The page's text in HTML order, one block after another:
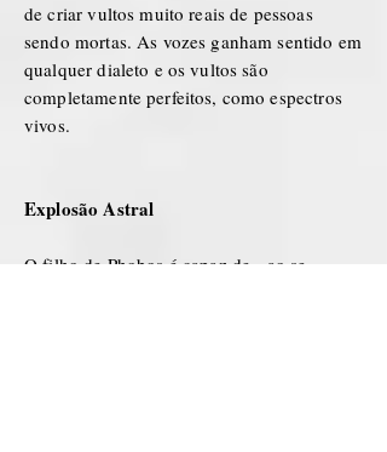
de criar vultos muito reais de pessoas
sendo mortas. As vozes ganham sentido em
qualquer dialeto e os vultos são
completamente perfeitos, como espectros
vivos.
Explosão Astral
O filho de Phobos é capaz de - ao se